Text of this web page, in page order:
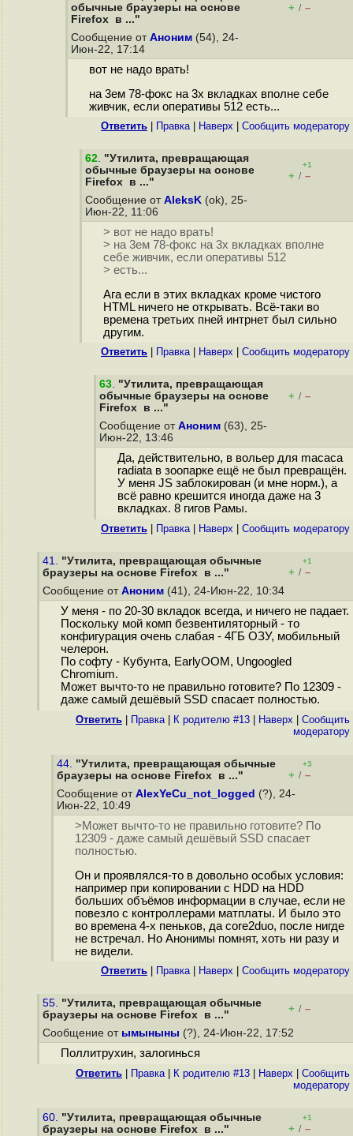
обычные браузеры на основе
Firefox в ..."
+ / –
Сообщение от Аноним (54), 24-
Июн-22, 17:14
вот не надо врать!
на 3ем 78-фокс на 3х вкладках вполне себе
живчик, если оперативы 512 есть...
Ответить Правка| Наверх Cообщить модератору
62. "Утилита, превращающая
обычные браузеры на основе
Firefox в ..."
+1
+ / –
Сообщение от AleksK (ok), 25-
Июн-22, 11:06
> вот не надо врать!
> на 3ем 78-фокс на 3х вкладках вполне
себе живчик, если оперативы 512
> есть...
Ага если в этих вкладках кроме чистого
HTML ничего не открывать. Всё-таки во
времена третьих пней интрнет был сильно
другим.
Ответить Правка| Наверх Cообщить модератору
63. "Утилита, превращающая
обычные браузеры на основе
Firefox в ..."
+ / –
Сообщение от Аноним (63), 25-
Июн-22, 13:46
Да, действительно, в вольер для macaca
radiata в зоопарке ещё не был превращён.
У меня JS заблокирован (и мне норм.), а
всё равно крешится иногда даже на 3
вкладках. 8 гигов Рамы.
Ответить Правка| Наверх Cообщить модератору
41. "Утилита, превращающая обычные
браузеры на основе Firefox в ..."
+1
+ / –
Сообщение от Аноним (41), 24-Июн-22, 10:34
У меня - по 20-30 вкладок всегда, и ничего не падает.
Поскольку мой комп безвентиляторный - то
конфигурация очень слабая - 4ГБ ОЗУ, мобильный
челерон.
По софту - Кубунта, EarlyOOM, Ungoogled
Chromium.
Может вычто-то не правильно готовите? По 12309 -
даже самый дешёвый SSD спасает полностью.
Ответить Правка| К родителю #13 Наверх
Cообщить
модератору
44. "Утилита, превращающая обычные
браузеры на основе Firefox в ..."
+3
+ / –
Сообщение от AlexYeCu_not_logged (?), 24-
Июн-22, 10:49
>Может вычто-то не правильно готовите? По
12309 - даже самый дешёвый SSD спасает
полностью.
Он и проявлялся-то в довольно особых условия:
например при копировании с HDD на HDD
больших объёмов информации в случае, если не
повезло с контроллерами матплаты. И было это
во времена 4-х пеньков, да core2duo, после нигде
не встречал. Но Анонимы помнят, хоть ни разу и
не видели.
Ответить Правка| Наверх Cообщить модератору
55. "Утилита, превращающая обычные
браузеры на основе Firefox в ..."
+ / –
Сообщение от ымыныны (?), 24-Июн-22, 17:52
Поллитрухин, залогинься
Ответить Правка| К родителю #13 Наверх
Cообщить
модератору
60. "Утилита, превращающая обычные
браузеры на основе Firefox в ..."
+1
+ / –